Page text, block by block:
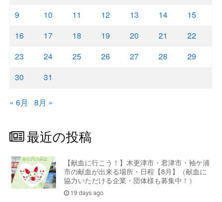
9
10 11 12 13 14
15
16
17 18 19 20 21
22
23
24 25 26 27 28
29
30
31
« 6月 8月 »
最近の投稿
【献血に行こう！】木更津市・君津市・袖ケ浦
市の献血が出来る場所・日程【8月】（献血に
協力いただける企業・団体様も募集中！）
19 days ago